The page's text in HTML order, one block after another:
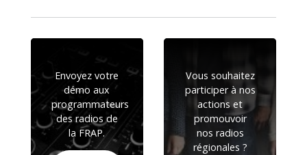
Envoyez votre
démo aux
programmateurs
des radios de
la FRAP.
Vous souhaitez
participer à nos
actions et
promouvoir
nos radios
régionales ?